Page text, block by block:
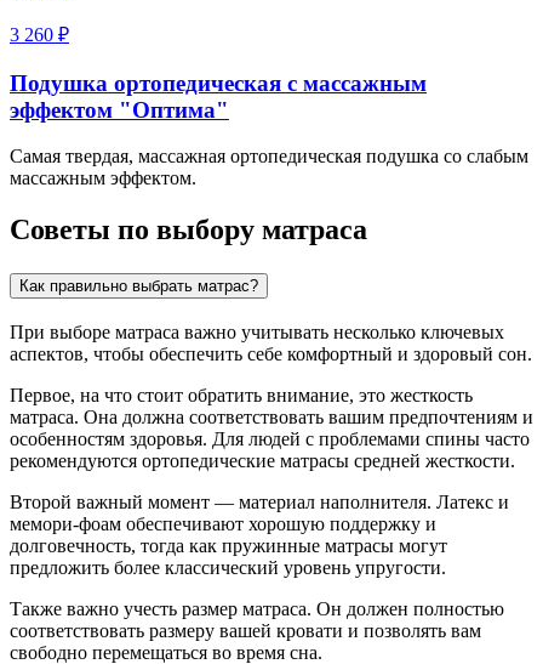
3 260 ₽
Подушка ортопедическая с массажным
эффектом "Оптима"
Самая твердая, массажная ортопедическая подушка со слабым
массажным эффектом.
Советы по выбору матраса
Как правильно выбрать матрас?
При выборе матраса важно учитывать несколько ключевых
аспектов, чтобы обеспечить себе комфортный и здоровый сон.
Первое, на что стоит обратить внимание, это жесткость
матраса. Она должна соответствовать вашим предпочтениям и
особенностям здоровья. Для людей с проблемами спины часто
рекомендуются ортопедические матрасы средней жесткости.
Второй важный момент — материал наполнителя. Латекс и
мемори-фоам обеспечивают хорошую поддержку и
долговечность, тогда как пружинные матрасы могут
предложить более классический уровень упругости.
Также важно учесть размер матраса. Он должен полностью
соответствовать размеру вашей кровати и позволять вам
свободно перемещаться во время сна.